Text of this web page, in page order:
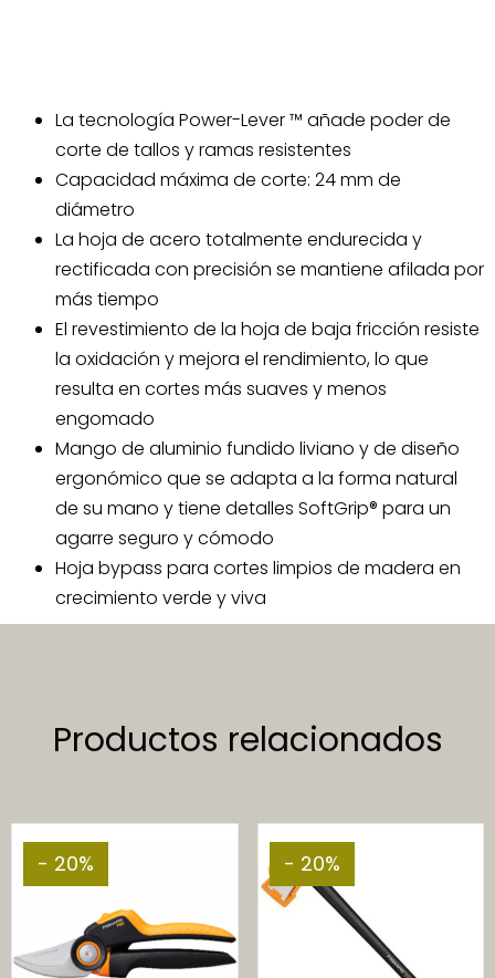
La tecnología Power-Lever ™ añade poder de
corte de tallos y ramas resistentes
Capacidad máxima de corte: 24 mm de
diámetro
La hoja de acero totalmente endurecida y
rectificada con precisión se mantiene afilada por
más tiempo
El revestimiento de la hoja de baja fricción resiste
la oxidación y mejora el rendimiento, lo que
resulta en cortes más suaves y menos
engomado
Mango de aluminio fundido liviano y de diseño
ergonómico que se adapta a la forma natural
de su mano y tiene detalles SoftGrip® para un
agarre seguro y cómodo
Hoja bypass para cortes limpios de madera en
crecimiento verde y viva
Productos relacionados
- 20% - 20%